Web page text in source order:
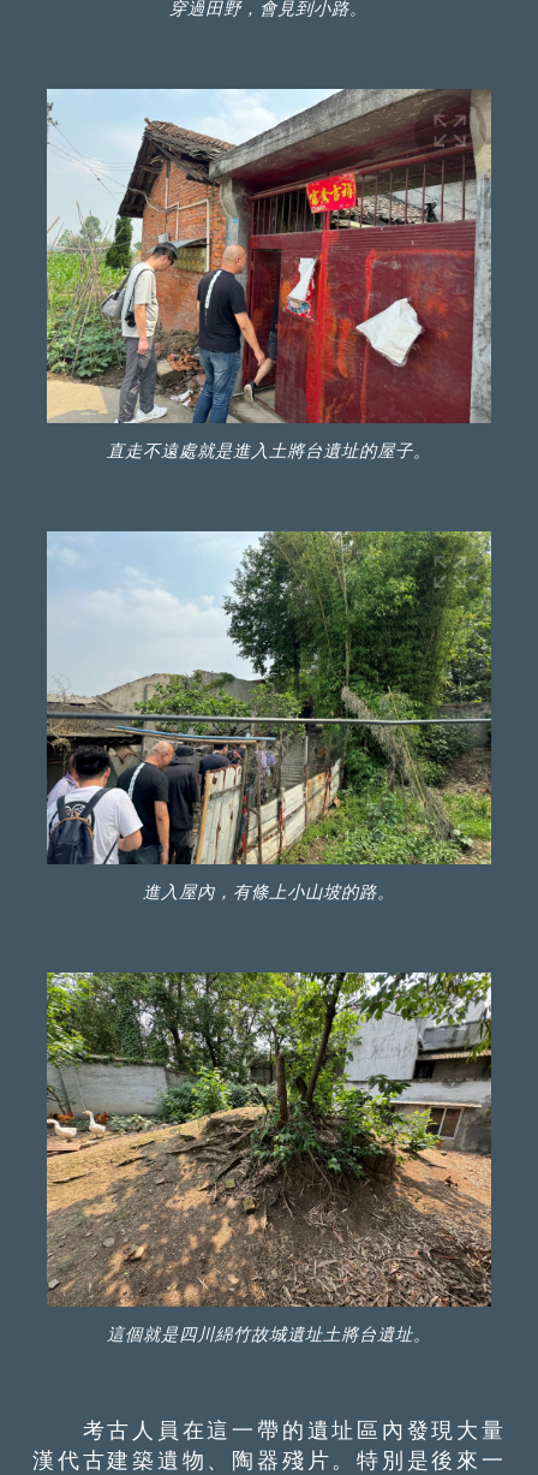
穿過田野，會見到小路。
直走不遠處就是進入土將台遺址的屋子。
進入屋內，有條上小山坡的路。
這個就是四川綿竹故城遺址土將台遺址。
考古人員在這一帶的遺址區內發現大量
漢代古建築遺物、陶器殘片。特別是後來一